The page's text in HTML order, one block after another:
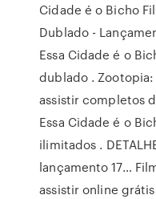
Cidade é o Bicho
Dublado -
Essa Cidade é o
dublado . Zootopia:
assistir completos
Essa Cidade é o
ilimitados .
lançamento 17…
assistir online